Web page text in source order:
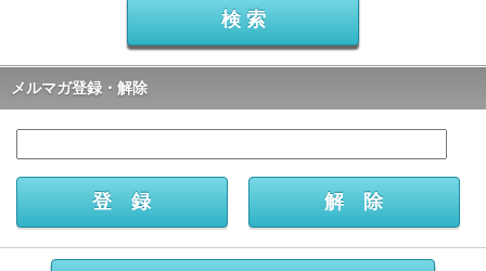
メルマガ登録・解除